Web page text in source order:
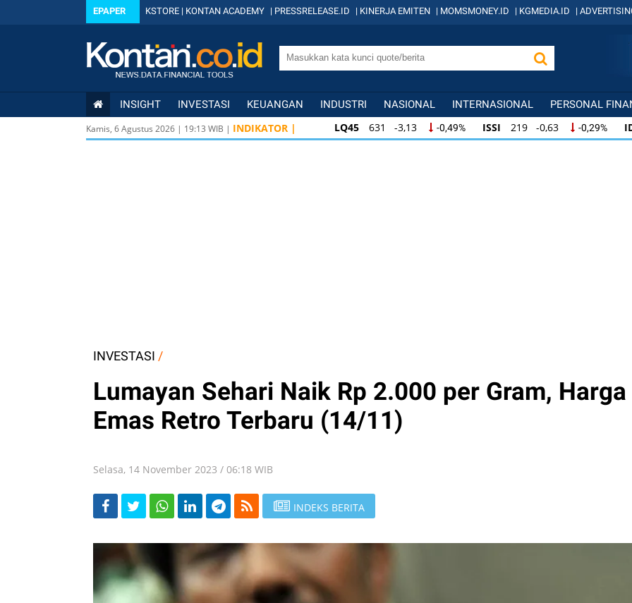
EPAPER KSTORE | KONTAN ACADEMY | PRESSRELEASE.ID | KINERJA EMITEN | MOMSMONEY.ID | KGMEDIA.ID |
INSIGHT INVESTASI KEUANGAN INDUSTRI NASIONAL INTERNASIONAL PERSONAL
Kamis, 6 Agustus 2026 | 19:13 WIB | INDIKATOR | LQ45 631 -3,13 -0,49% ISSI 219 -0,63 -0,29%
LQ45 631 -3,13 -0,49% ISSI 219 -0,63 -0,29%
INVESTASI /
Lumayan Sehari Naik Rp 2.000 per Gram, Harga
Emas Retro Terbaru (14/11)
Selasa, 14 November 2023 / 06:18 WIB
INDEKS BERITA